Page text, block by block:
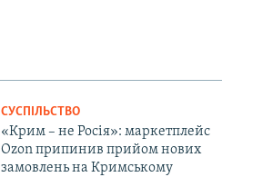
СУСПІЛЬСТВО
«Крим – не Росія»: маркетплейс
Ozon припинив прийом нових
замовлень на Кримському